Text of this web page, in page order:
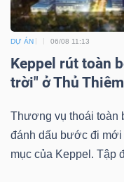
DỰ ÁN 06/08 11:13
Keppel rút toàn
trời" ở Thủ
Thương vụ thoái toàn
đánh dấu bước đi
mục của Keppel. Tập
Truyền
thông
tài